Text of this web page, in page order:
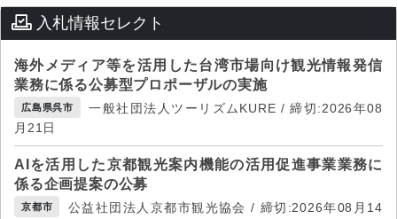
入札情報セレクト
海外メディア等を活用した台湾市場向け観光情報発信
業務に係る公募型プロポーザルの実施
広島県呉市
一般社団法人ツーリズムKURE / 締切:2026年08
月21日
AIを活用した京都観光案内機能の活用促進事業業務に
係る企画提案の公募
京都市
公益社団法人京都市観光協会 / 締切:2026年08月14